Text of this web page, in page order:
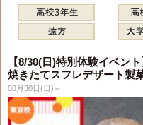
【8/30(日)特別体験イベント
焼きたてスフレデザート製
08月30日(日)～